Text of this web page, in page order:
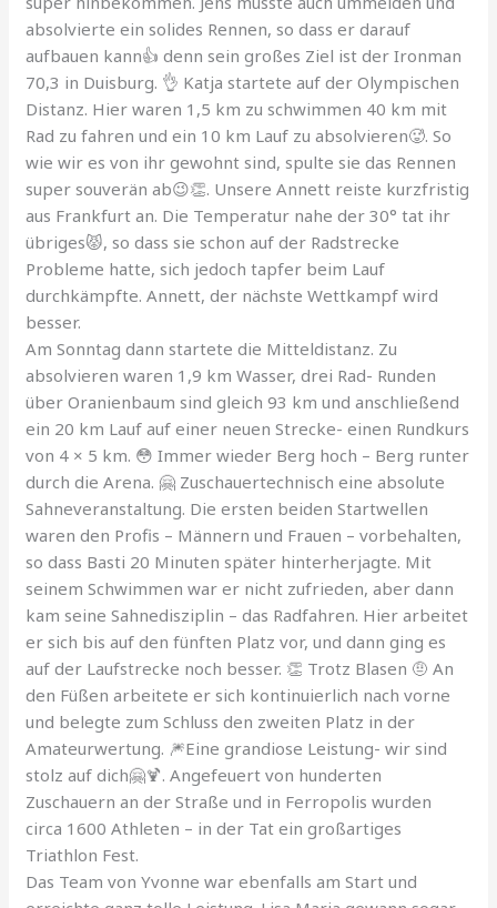
absolvierte ein solides Rennen, so dass er darauf
aufbauen kann👍 denn sein großes Ziel ist der Ironman
70,3 in Duisburg. 👌 Katja startete auf der Olympischen
Distanz. Hier waren 1,5 km zu schwimmen 40 km mit
Rad zu fahren und ein 10 km Lauf zu absolvieren🥵. So
wie wir es von ihr gewohnt sind, spulte sie das Rennen
super souverän ab😉👏. Unsere Annett reiste kurzfristig
aus Frankfurt an. Die Temperatur nahe der 30° tat ihr
übriges😾, so dass sie schon auf der Radstrecke
Probleme hatte, sich jedoch tapfer beim Lauf
durchkämpfte. Annett, der nächste Wettkampf wird
besser.
Am Sonntag dann startete die Mitteldistanz. Zu
absolvieren waren 1,9 km Wasser, drei Rad- Runden
über Oranienbaum sind gleich 93 km und anschließend
ein 20 km Lauf auf einer neuen Strecke- einen Rundkurs
von 4 × 5 km. 😳 Immer wieder Berg hoch – Berg runter
durch die Arena. 🤗 Zuschauertechnisch eine absolute
Sahneveranstaltung. Die ersten beiden Startwellen
waren den Profis – Männern und Frauen – vorbehalten,
so dass Basti 20 Minuten später hinterherjagte. Mit
seinem Schwimmen war er nicht zufrieden, aber dann
kam seine Sahnedisziplin – das Radfahren. Hier arbeitet
er sich bis auf den fünften Platz vor, und dann ging es
auf der Laufstrecke noch besser. 👏 Trotz Blasen 🤨 An
den Füßen arbeitete er sich kontinuierlich nach vorne
und belegte zum Schluss den zweiten Platz in der
Amateurwertung. 🎆Eine grandiose Leistung- wir sind
stolz auf dich🤗🍹. Angefeuert von hunderten
Zuschauern an der Straße und in Ferropolis wurden
circa 1600 Athleten – in der Tat ein großartiges
Triathlon Fest.
Das Team von Yvonne war ebenfalls am Start und